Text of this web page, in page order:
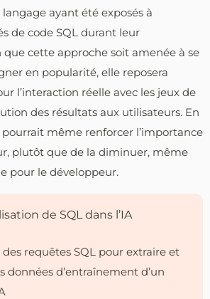
ayant été exposés à
de code SQL durant leur
cette approche soit amenée à se
en popularité, elle reposera
l’interaction réelle avec les jeux de
des résultats aux utilisateurs. En
même renforcer l’importance
plutôt que de la diminuer, même
pour le développeur.
de SQL dans l’IA
requêtes SQL pour extraire et
données d’entraînement d’un